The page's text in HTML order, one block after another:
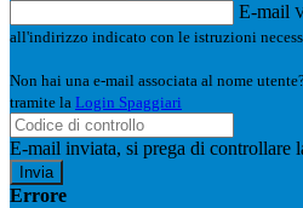
E-mail
all'indirizzo indicato con le istruzioni
Non hai una e-mail associata al nome
tramite la Login Spaggiari
E-mail inviata, si prega di controllare
Errore